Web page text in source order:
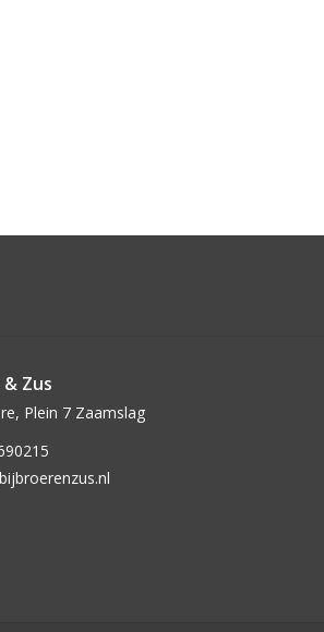
Zus
Plein 7 Zaamslag